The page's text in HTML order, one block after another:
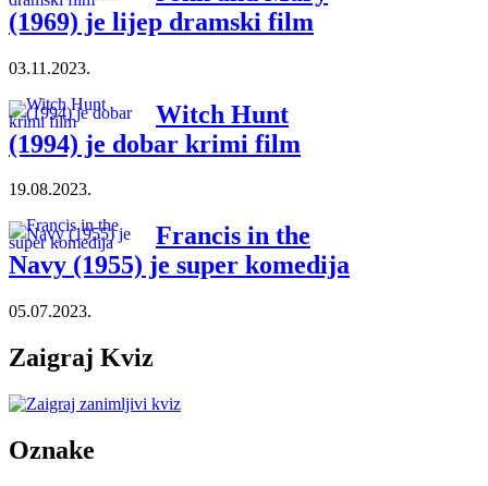
(1969) je lijep dramski film
03.11.2023.
Witch Hunt
(1994) je dobar krimi film
19.08.2023.
Francis in the
Navy (1955) je super komedija
05.07.2023.
Zaigraj Kviz
Oznake